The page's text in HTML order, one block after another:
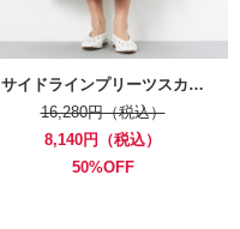
サイドラインプリーツスカ…
16,280円（税込）
8,140円（税込）
50%OFF